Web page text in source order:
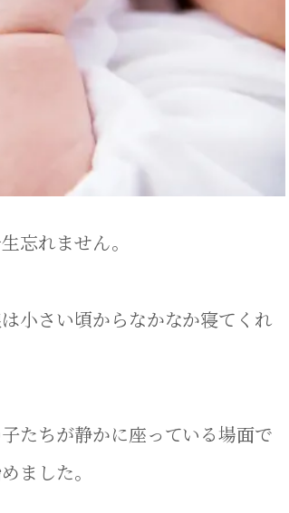
忘れません。
小さい頃からなかなか寝てくれ
たちが静かに座っている場面で
ました。